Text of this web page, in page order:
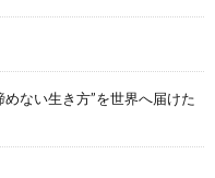
ない生き方”を世界へ届けた